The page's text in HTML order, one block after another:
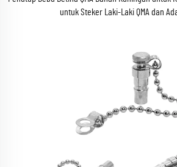
untuk Steker Laki-Laki QMA dan